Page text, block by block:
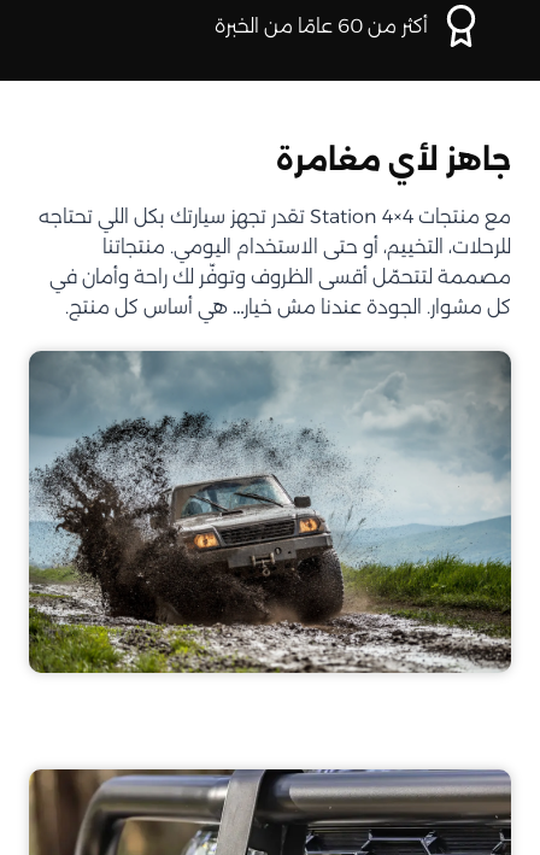
أكثر من 60 عامًا من الخبرة
جاهز لأي مغامرة
مع منتجات Station 4×4 تقدر تجهز سيارتك بكل اللي تحتاجه
للرحلات، التخييم، أو حتى الاستخدام اليومي. منتجاتنا
مصممة لتتحمّل أقسى الظروف وتوفّر لك راحة وأمان في
كل مشوار. الجودة عندنا مش خيار… هي أساس كل منتج.